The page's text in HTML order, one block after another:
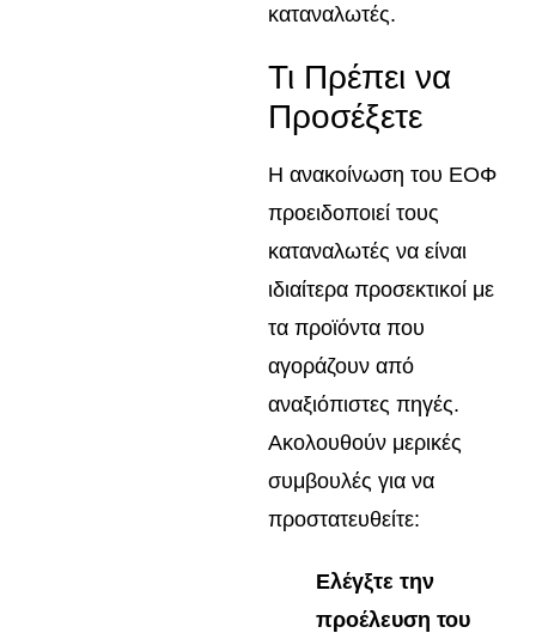
καταναλωτές.
Τι Πρέπει να
Προσέξετε
Η ανακοίνωση του ΕΟΦ
προειδοποιεί τους
καταναλωτές να είναι
ιδιαίτερα προσεκτικοί με
τα προϊόντα που
αγοράζουν από
αναξιόπιστες πηγές.
Ακολουθούν μερικές
συμβουλές για να
προστατευθείτε:
Ελέγξτε την
προέλευση του